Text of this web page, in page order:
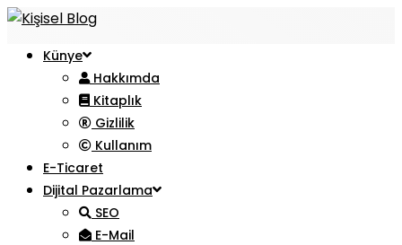
Künye
Hakkımda
Kitaplık
Gizlilik
Kullanım
E-Ticaret
Dijital Pazarlama
SEO
E-Mail